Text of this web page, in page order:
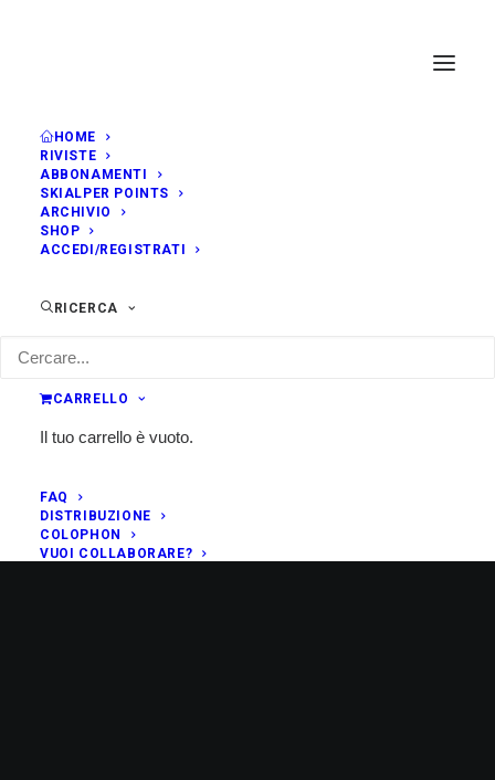
HOME
RIVISTE
ABBONAMENTI
SKIALPER POINTS
ARCHIVIO
SHOP
ACCEDI/REGISTRATI
RICERCA
CARRELLO
Il tuo carrello è vuoto.
FAQ
DISTRIBUZIONE
COLOPHON
VUOI COLLABORARE?